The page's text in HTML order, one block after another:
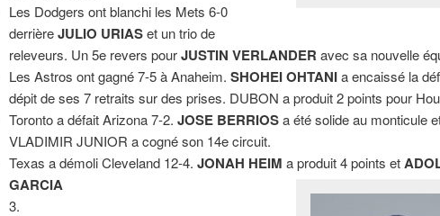
Les Dodgers ont blanchi les Mets 6-0
derrièreJULIO URIASet un trio de
releveurs. Un 5e revers pourJUSTIN VERLANDER avec sa nouvelle
Les Astros ont gagné 7-5 à Anaheim.SHOHEI OHTANIa encaissé la
dépit de ses 7 retraits sur des prises. DUBON a produit 2 points pour
Toronto a défait Arizona 7-2.JOSE BERRIOSa été solide au monticule
VLADIMIR JUNIOR a cogné son 14e circuit.
Texas a démoli Cleveland 12-4.JONAH HEIM a produit 4 points et
GARCIA
3.